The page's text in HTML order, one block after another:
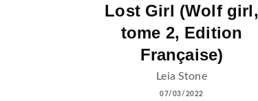
Lost Girl (Wolf girl,
tome 2, Edition
Française)
Leia Stone
07/03/2022